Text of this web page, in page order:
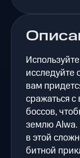
исследуйте
вам
сражаться
боссов,
землю Alwa.
в этой
битной